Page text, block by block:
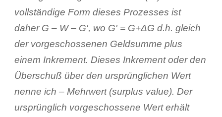
vollständige Form dieses Prozesses ist
daher G – W – Gʹ, wo Gʹ = G+ΔG d.h. gleich
der vorgeschossenen Geldsumme plus
einem Inkrement. Dieses Inkrement oder den
Überschuß über den ursprünglichen Wert
nenne ich – Mehrwert (surplus value). Der
ursprünglich vorgeschossene Wert erhält